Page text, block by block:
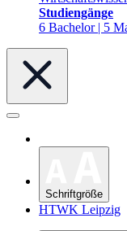
Studiengänge
6 Bachelor | 5
Schriftgröße
HTWK Leipzig